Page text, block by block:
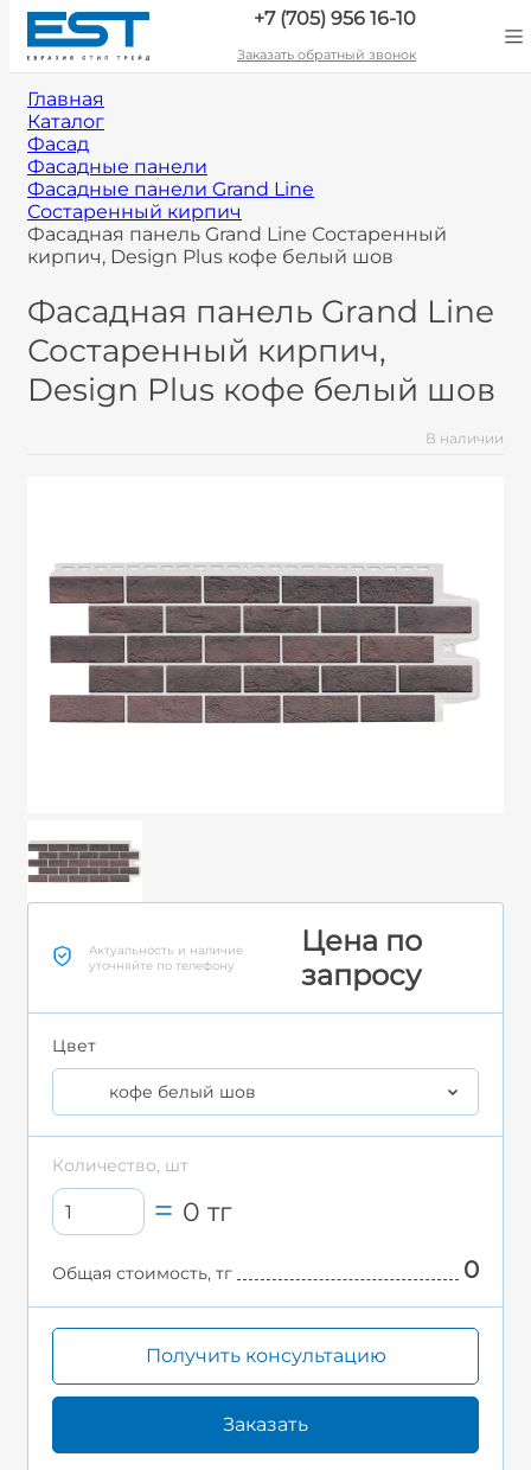
+7 (705) 956 16-10
Заказать обратный звонок
Главная
Каталог
Фасад
Фасадные панели
Фасадные панели Grand Line
Состаренный кирпич
Фасадная панель Grand Line Состаренный
кирпич, Design Plus кофе белый шов
Фасадная панель Grand Line
Состаренный кирпич,
Design Plus кофе белый шов
В наличии
Актуальность и наличие
уточняйте по телефону
Цена по
запросу
Цвет
кофе белый шов
Количество, шт
0тг
Общая стоимость, тг 0
Получить консультацию
Заказать